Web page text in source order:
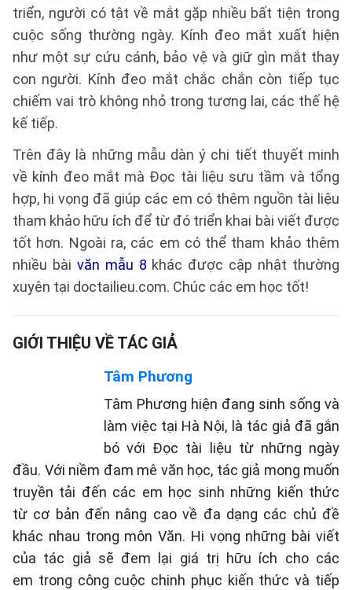
triển, người có tật về mắt gặp nhiều bất tiện trong
cuộc sống thường ngày. Kính đeo mắt xuất hiện
như một sự cứu cánh, bảo vệ và giữ gìn mắt thay
con người. Kính đeo mắt chắc chắn còn tiếp tục
chiếm vai trò không nhỏ trong tương lai, các thế hệ
kế tiếp.
Trên đây là những mẫu dàn ý chi tiết thuyết minh
về kính đeo mắt mà Đọc tài liệu sưu tầm và tổng
hợp, hi vọng đã giúp các em có thêm nguồn tài liệu
tham khảo hữu ích để từ đó triển khai bài viết được
tốt hơn. Ngoài ra, các em có thể tham khảo thêm
nhiều bài văn mẫu 8 khác được cập nhật thường
xuyên tại doctailieu.com. Chúc các em học tốt!
GIỚI THIỆU VỀ TÁC GIẢ
Tâm Phương
Tâm Phương hiện đang sinh sống và
làm việc tại Hà Nội, là tác giả đã gắn
bó với Đọc tài liệu từ những ngày
đầu. Với niềm đam mê văn học, tác giả mong muốn
truyền tải đến các em học sinh những kiến thức
từ cơ bản đến nâng cao về đa dạng các chủ đề
khác nhau trong môn Văn. Hi vọng những bài viết
của tác giả sẽ đem lại giá trị hữu ích cho các
em trong công cuộc chinh phục kiến thức và tiếp